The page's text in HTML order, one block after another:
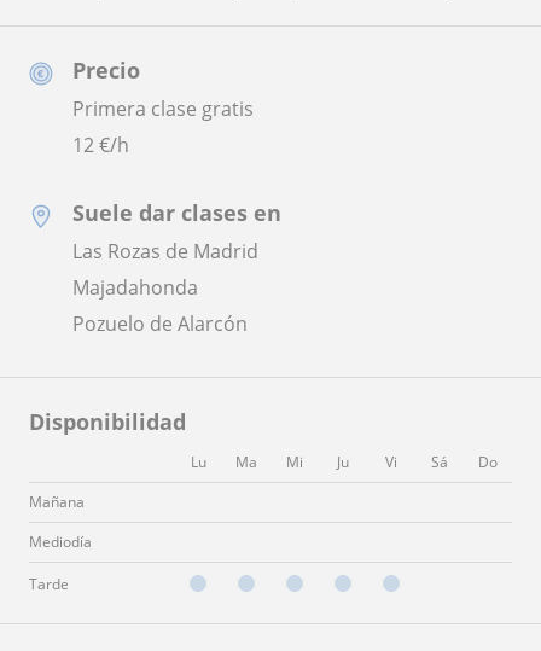
Precio
Primera clase gratis
12€/h
Suele dar clases en
Las Rozas de Madrid
Majadahonda
Pozuelo de Alarcón
Disponibilidad
Lu Ma Mi Ju Vi Sá
Do
Mañana
Mediodía
Tarde